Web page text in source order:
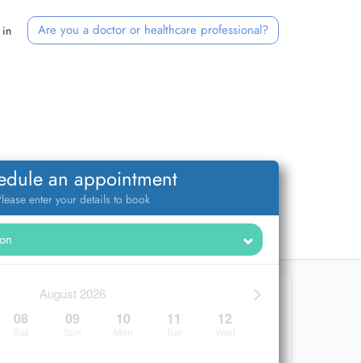
in Are you a doctor or healthcare professional?
an appointment
enter your details to book
>
August 2026
08 09 10 11 12